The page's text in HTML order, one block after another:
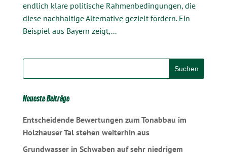
endlich klare politische Rahmenbedingungen, die
diese nachhaltige Alternative gezielt fördern. Ein
Beispiel aus Bayern zeigt,...
Neueste Beiträge
Entscheidende Bewertungen zum Tonabbau im
Holzhauser Tal stehen weiterhin aus
Grundwasser in Schwaben auf sehr niedrigem